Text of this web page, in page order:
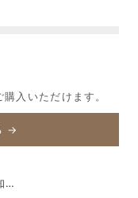
入いただけます。
→
…